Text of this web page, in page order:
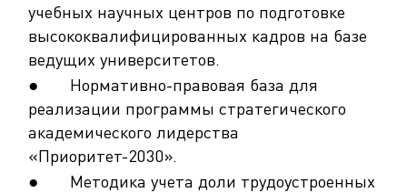
учебных научных центров по подготовке
высококвалифицированных кадров на базе
ведущих университетов.
● Нормативно-правовая база для
реализации программы стратегического
академического лидерства
«Приоритет-2030».
● Методика учета доли трудоустроенных